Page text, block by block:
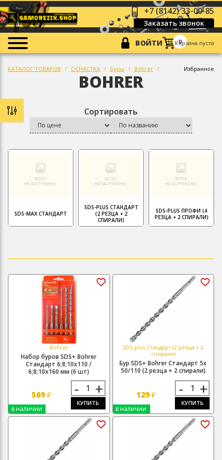
+7 (8142) 33-00-85
Заказать звонок
ВОЙТИ 0
Корзина пуста
КАТАЛОГ ТОВАРОВ ОСНАСТКА Буры Bohrer Избранное
BOHRER
Сортировать
SDS-MAX СТАНДАРТ
SDS-PLUS СТАНДАРТ
(2 РЕЗЦА + 2
СПИРАЛИ)
SDS-PLUS ПРОФИ (4
РЕЗЦА + 2 СПИРАЛИ)
Bohrer
Набор буров SDS+ Bohrer
Стандарт 6;8;10x110 /
6;8;10x160 мм (6 шт)
569₽ - +
КУПИТЬ
в наличии
SDS-plus Стандарт (2 резца + 2
спирали)
Бур SDS+ Bohrer Стандарт 5х
50/110 (2 резца + 2 спирали)
129 ₽ - +
КУПИТЬ
в наличии